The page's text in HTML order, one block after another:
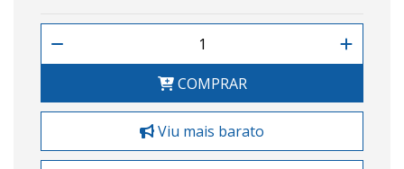
COMPRAR
Viu mais barato